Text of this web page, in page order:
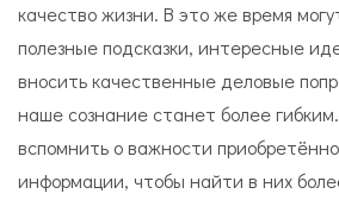
качество жизни. В это же время
полезные подсказки, интересные
вносить качественные деловые
наше сознание станет более
вспомнить о важности
информации, чтобы найти в них